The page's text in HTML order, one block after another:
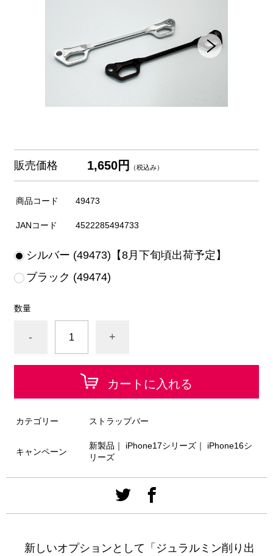
販売価格 1,650円 （税込み）
商品コード 49473
JANコード 4522285494733
シルバー (49473)【8月下旬頃出荷予定】
ブラック (49474)
数量
- +
カートに入れる
カテゴリー ストラップバー
キャンペーン
新製品 ｜ iPhone17シリーズ ｜ iPhone16シ
リーズ
新しいオプションとして「ジュラルミン削り出